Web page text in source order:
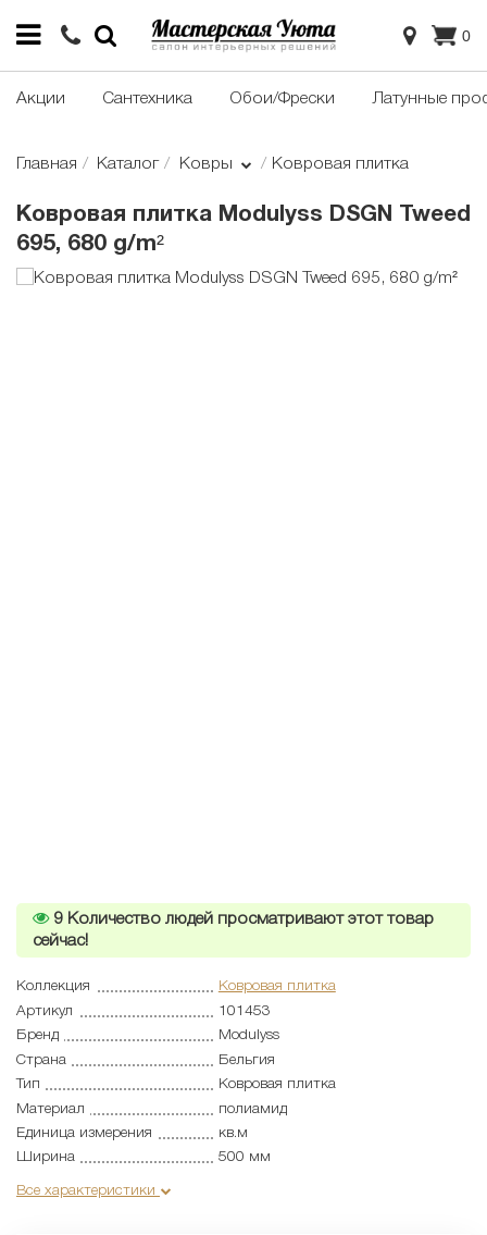
0
Акции Сантехника Обои/Фрески Латунные
Главная Каталог Ковры Ковровая плитка
Ковровая плитка Modulyss DSGN Tweed
695, 680 g/m²
9 Количество людей просматривают этот товар
сейчас!
Коллекция
Ковровая плитка
Артикул
101453
Бренд
Modulyss
Страна
Бельгия
Тип
Ковровая плитка
Материал
полиамид
Единица измерения
кв.м
Ширина
500 мм
Все характеристики